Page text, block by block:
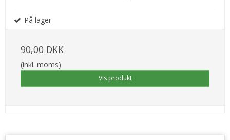
På lager
90,00 DKK
(inkl. moms)
Vis produkt